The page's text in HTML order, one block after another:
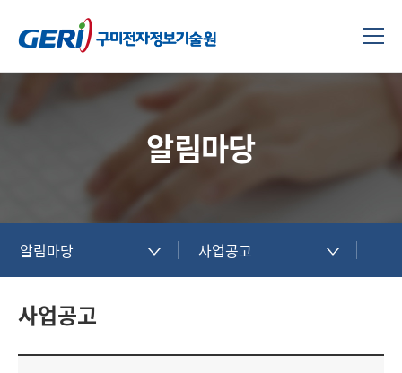
알림마당
알림마당 사업공고
사업공고